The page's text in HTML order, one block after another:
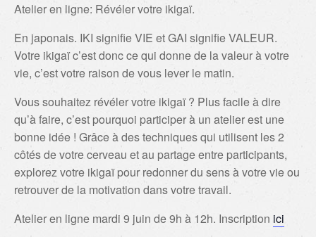
Atelier en ligne: Révéler votre ikigaï.
En japonais. IKI signifie VIE et GAI signifie VALEUR.
Votre ikigaï c’est donc ce qui donne de la valeur à votre
vie, c’est votre raison de vous lever le matin.
Vous souhaitez révéler votre ikigaï ? Plus facile à dire
qu’à faire, c’est pourquoi participer à un atelier est une
bonne idée ! Grâce à des techniques qui utilisent les 2
côtés de votre cerveau et au partage entre participants,
explorez votre ikigaï pour redonner du sens à votre vie ou
retrouver de la motivation dans votre travail.
Atelier en ligne mardi 9 juin de 9h à 12h. Inscription ici